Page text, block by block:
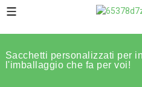
Sacchetti personalizzati per
l'imballaggio che fa per voi!